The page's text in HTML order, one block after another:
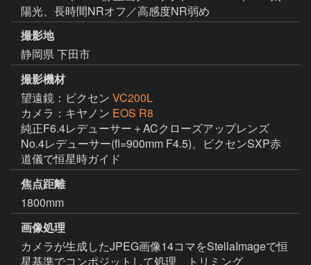
陽光、長時間NRオフ／高感度NR弱め
撮影地
静岡県 下田市
撮影機材
望遠鏡：ビクセン VC200L
カメラ：キヤノン EOS R8
純正F6.4レデューサー＋ACクローズアップレンズ
No.4レデューサー(fl=900mm F4.5)、ビクセンSXP赤
道儀で恒星時ガイド
焦点距離
1800mm
画像処理
カメラが生成したJPEG画像14コマをStellaImageで恒
星基準でコンポジットして処理、トリミング